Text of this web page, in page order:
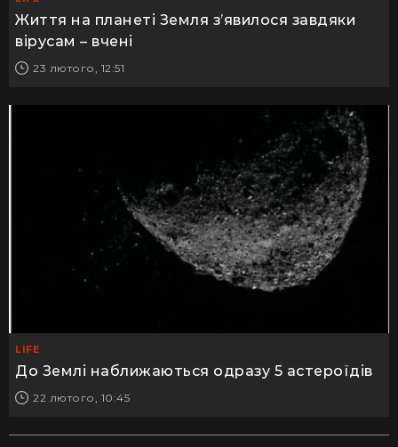
Життя на планеті Земля з’явилося завдяки
вірусам – вчені
23 лютого, 12:51
LIFE
До Землі наближаються одразу 5 астероїдів
22 лютого, 10:45